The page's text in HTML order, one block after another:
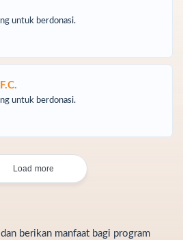
untuk berdonasi.
untuk berdonasi.
Load more
berikan manfaat bagi program